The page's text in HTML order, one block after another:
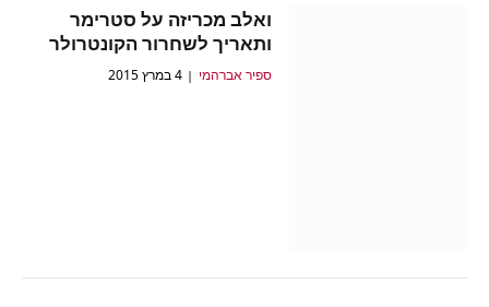
ואלב מכריזה על סטרימר
ותאריך לשחרור הקונטרולר
ספיר אברהמי 4 במרץ 2015